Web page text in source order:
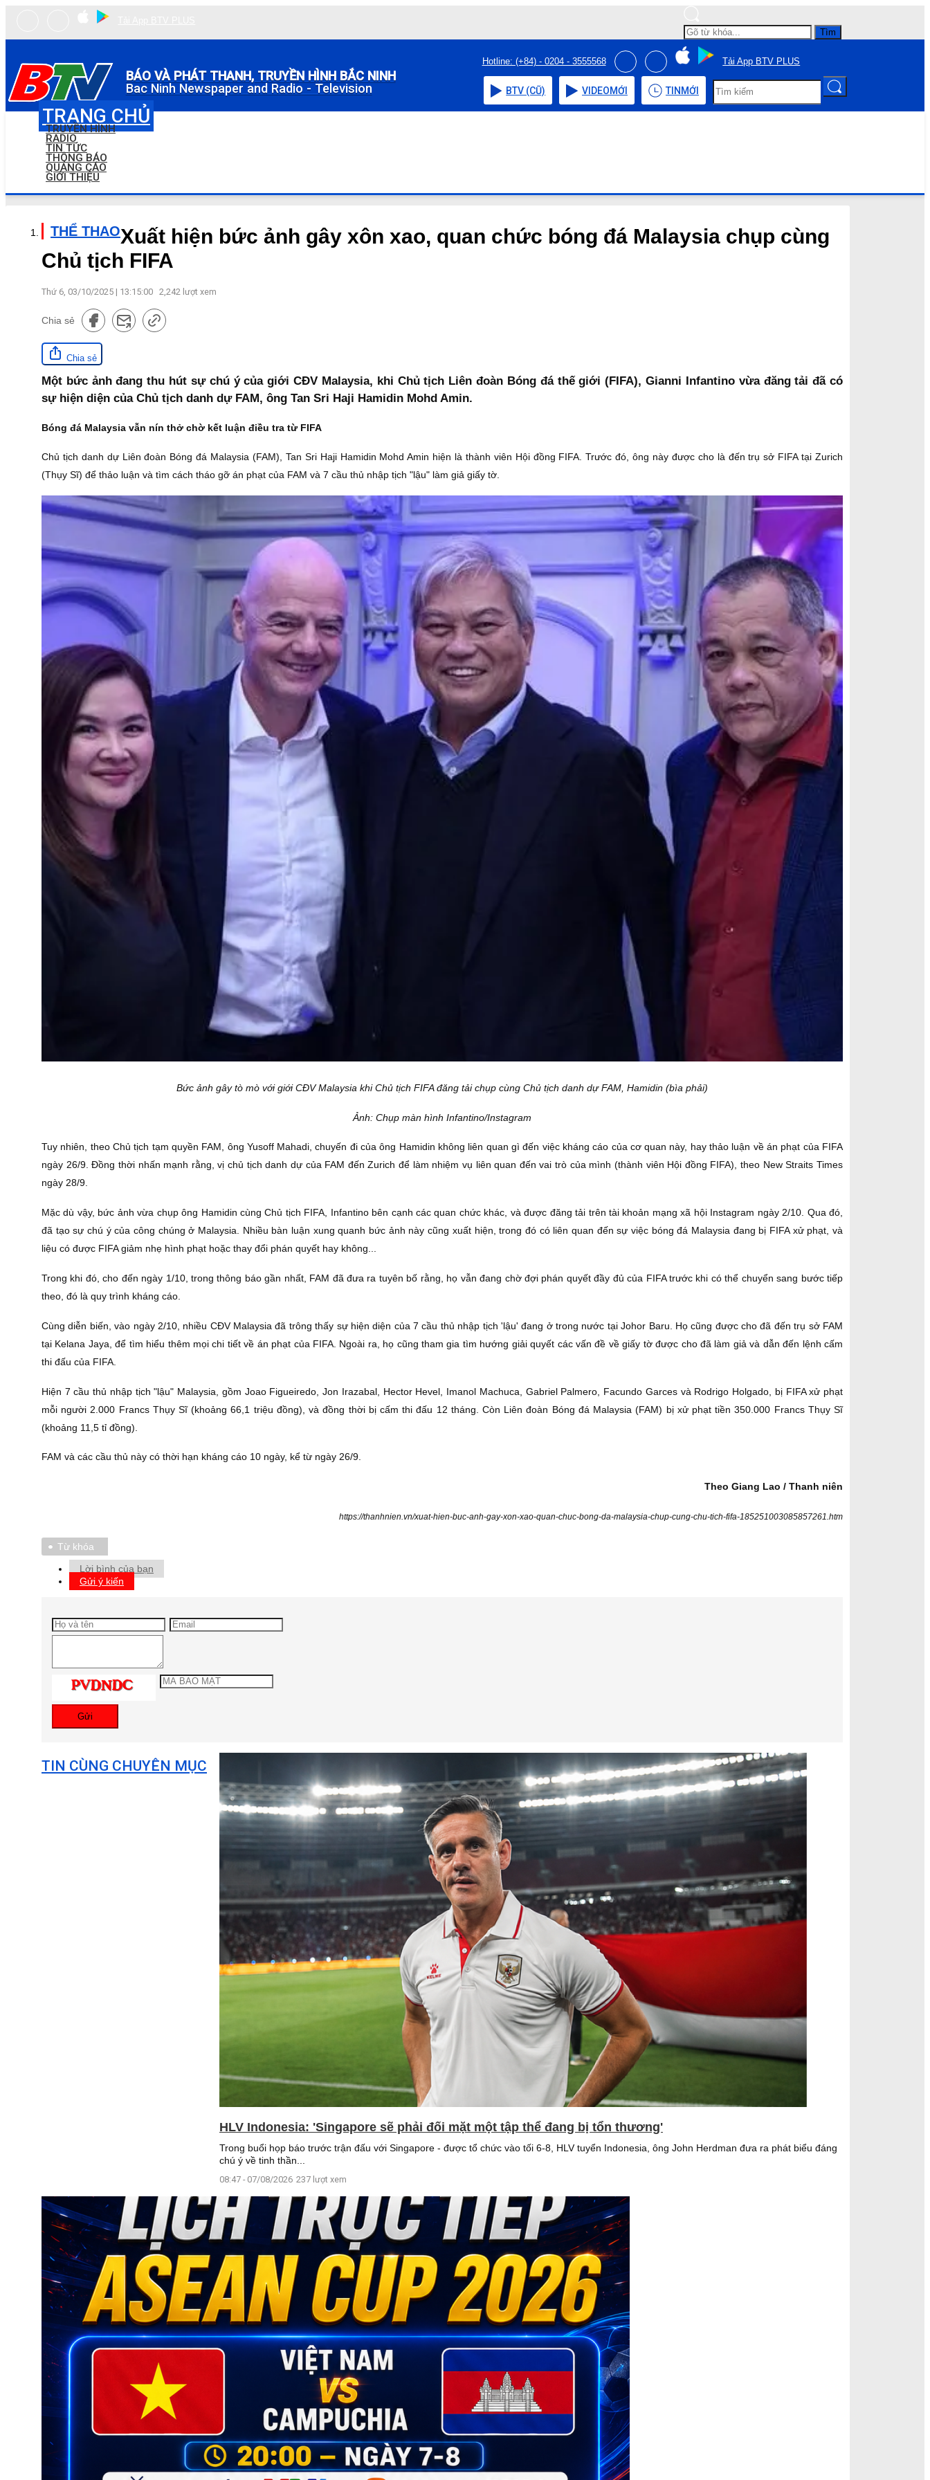
Tìm
BÁO VÀ PHÁT THANH, TRUYỀN HÌNH BẮC NINH
Bac Ninh Newspaper and Radio - Television
Hotline: (+84) - 0204 - 3555568 Tải App BTV PLUS
BTV (CŨ) VIDEOMỚI TIN MỚI
TRANG CHỦ
TRUYỀN HÌNH
RADIO
TIN TỨC
THÔNG BÁO
QUẢNG CÁO
GIỚI THIỆU
THỂ THAOXuất hiện bức ảnh gây xôn xao, quan chức bóng đá Malaysia chụp cùng
Chủ tịch FIFA
Thứ 6, 03/10/2025 | 13:15:00 2,242 lượt xem
Chia sẻ
Chia sẻ
Một bức ảnh đang thu hút sự chú ý của giới CĐV Malaysia, khi Chủ tịch Liên đoàn Bóng đá thế giới (FIFA), Gianni Infantino vừa đăng tải đã có
sự hiện diện của Chủ tịch danh dự FAM, ông Tan Sri Haji Hamidin Mohd Amin.
Bóng đá Malaysia vẫn nín thở chờ kết luận điều tra từ FIFA
Chủ tịch danh dự Liên đoàn Bóng đá Malaysia (FAM), Tan Sri Haji Hamidin Mohd Amin hiện là thành viên Hội đồng FIFA. Trước đó, ông này được cho là đến trụ sở FIFA tại Zurich
(Thụy Sĩ) để thảo luận và tìm cách tháo gỡ án phạt của FAM và 7 cầu thủ nhập tịch "lậu" làm giả giấy tờ.
Bức ảnh gây tò mò với giới CĐV Malaysia khi Chủ tịch FIFA đăng tải chụp cùng Chủ tịch danh dự FAM, Hamidin (bìa phải)
Ảnh: Chụp màn hình Infantino/Instagram
Tuy nhiên, theo Chủ tịch tạm quyền FAM, ông Yusoff Mahadi, chuyến đi của ông Hamidin không liên quan gì đến việc kháng cáo của cơ quan này, hay thảo luận về án phạt của FIFA
ngày 26/9. Đồng thời nhấn mạnh rằng, vị chủ tịch danh dự của FAM đến Zurich để làm nhiệm vụ liên quan đến vai trò của mình (thành viên Hội đồng FIFA), theo New Straits Times
ngày 28/9.
Mặc dù vậy, bức ảnh vừa chụp ông Hamidin cùng Chủ tịch FIFA, Infantino bên cạnh các quan chức khác, và được đăng tải trên tài khoản mạng xã hội Instagram ngày 2/10. Qua đó,
đã tạo sự chú ý của công chúng ở Malaysia. Nhiều bàn luận xung quanh bức ảnh này cũng xuất hiện, trong đó có liên quan đến sự việc bóng đá Malaysia đang bị FIFA xử phạt, và
liệu có được FIFA giảm nhẹ hình phạt hoặc thay đổi phán quyết hay không...
Trong khi đó, cho đến ngày 1/10, trong thông báo gần nhất, FAM đã đưa ra tuyên bố rằng, họ vẫn đang chờ đợi phán quyết đầy đủ của FIFA trước khi có thể chuyển sang bước tiếp
theo, đó là quy trình kháng cáo.
Cùng diễn biến, vào ngày 2/10, nhiều CĐV Malaysia đã trông thấy sự hiện diện của 7 cầu thủ nhập tịch 'lậu' đang ở trong nước tại Johor Baru. Họ cũng được cho đã đến trụ sở FAM
tại Kelana Jaya, để tìm hiểu thêm mọi chi tiết về án phạt của FIFA. Ngoài ra, họ cũng tham gia tìm hướng giải quyết các vấn đề về giấy tờ được cho đã làm giả và dẫn đến lệnh cấm
thi đấu của FIFA.
Hiện 7 cầu thủ nhập tịch "lậu" Malaysia, gồm Joao Figueiredo, Jon Irazabal, Hector Hevel, Imanol Machuca, Gabriel Palmero, Facundo Garces và Rodrigo Holgado, bị FIFA xử phạt
mỗi người 2.000 Francs Thụy Sĩ (khoảng 66,1 triệu đồng), và đồng thời bị cấm thi đấu 12 tháng. Còn Liên đoàn Bóng đá Malaysia (FAM) bị xử phạt tiền 350.000 Francs Thụy Sĩ
(khoảng 11,5 tỉ đồng).
FAM và các cầu thủ này có thời hạn kháng cáo 10 ngày, kể từ ngày 26/9.
Theo Giang Lao / Thanh niên
https://thanhnien.vn/xuat-hien-buc-anh-gay-xon-xao-quan-chuc-bong-da-malaysia-chup-cung-chu-tich-fifa-185251003085857261.htm
Từ khóa
Lời bình của bạn
Gửi ý kiến
Gửi
TIN CÙNG CHUYÊN MỤC
HLV Indonesia: 'Singapore sẽ phải đối mặt một tập thể đang bị tổn thương'
Trong buổi họp báo trước trận đấu với Singapore - được tổ chức vào tối 6-8, HLV tuyển Indonesia, ông John Herdman đưa ra phát biểu đáng
chú ý về tinh thần...
08:47 - 07/08/2026 237 lượt xem